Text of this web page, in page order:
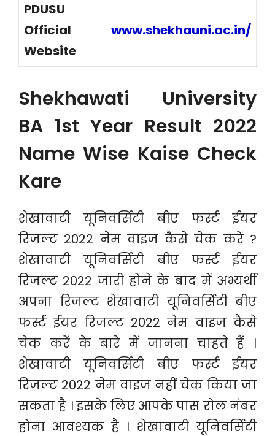
PDUSU
Official
Website
www.shekhauni.ac.in/
Shekhawati University
BA 1st Year Result 2022
Name Wise Kaise Check
Kare
शेखावाटी यूनिवर्सिटी बीए फर्स्ट ईयर
रिजल्ट 2022 नेम वाइज कैसे चेक करें ?
शेखावाटी यूनिवर्सिटी बीए फर्स्ट ईयर
रिजल्ट 2022 जारी होने के बाद में अभ्यर्थी
अपना रिजल्ट शेखावाटी यूनिवर्सिटी बीए
फर्स्ट ईयर रिजल्ट 2022 नेम वाइज कैसे
चेक करें के बारे में जानना चाहते हैं ।
शेखावाटी यूनिवर्सिटी बीए फर्स्ट ईयर
रिजल्ट 2022 नेम वाइज नहीं चेक किया जा
सकता है । इसके लिए आपके पास रोल नंबर
होना आवश्यक है । शेखावाटी यूनिवर्सिटी